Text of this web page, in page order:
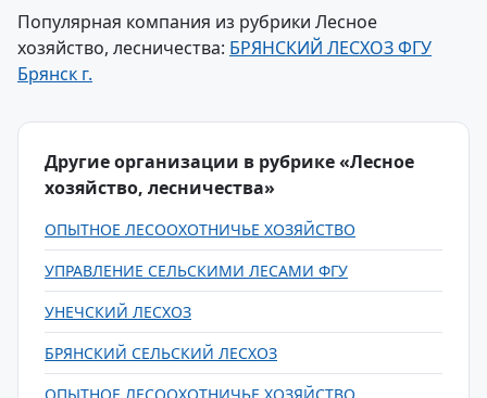
Популярная компания из рубрики Лесное
хозяйство, лесничества: БРЯНСКИЙ ЛЕСХОЗ ФГУ
Брянск г.
Другие организации в рубрике «Лесное
хозяйство, лесничества»
ОПЫТНОЕ ЛЕСООХОТНИЧЬЕ ХОЗЯЙСТВО
УПРАВЛЕНИЕ СЕЛЬСКИМИ ЛЕСАМИ ФГУ
УНЕЧСКИЙ ЛЕСХОЗ
БРЯНСКИЙ СЕЛЬСКИЙ ЛЕСХОЗ